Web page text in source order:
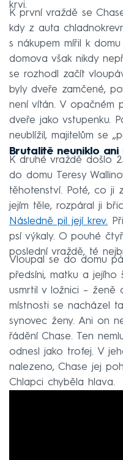
krvi.
K první vraždě se
kdy z auta
s nákupem mířil k
domova však nikdy
se rozhodl začít
byly dveře zamčené,
není vítán. V opačném
dveře jako vstupenku.
neublížil, majitelům se
Brutalitě neuniklo ani
K druhé vraždě došlo
do domu Teresy
těhotenství. Poté, co ji
jejím těle, rozpáral ji
Následně pil její krev.
psí výkaly. O pouhé
poslední vraždě, té
Vloupal se do domu
předsíni, matku a jejího
usmrtil v ložnici – ženě
místnosti se nacházel
synovec ženy. Ani on
řádění Chase. Ten
odnesl jako trofej. V
nalezeno, Chase jej
Chlapci chyběla hlava.